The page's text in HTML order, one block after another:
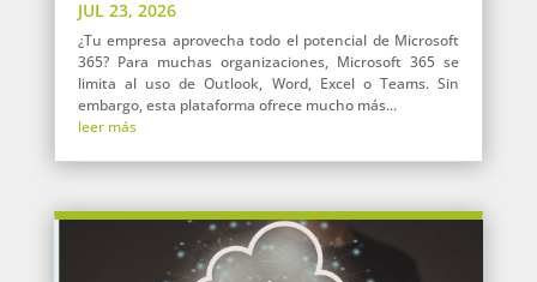
JUL 23, 2026
¿Tu empresa aprovecha todo el potencial de Microsoft
365? Para muchas organizaciones, Microsoft 365 se
limita al uso de Outlook, Word, Excel o Teams. Sin
embargo, esta plataforma ofrece mucho más...
leer más